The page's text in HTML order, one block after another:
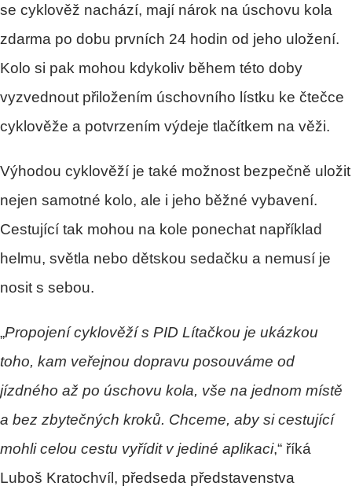
se cyklověž nachází, mají nárok na úschovu kola
zdarma po dobu prvních 24 hodin od jeho uložení.
Kolo si pak mohou kdykoliv během této doby
vyzvednout přiložením úschovního lístku ke čtečce
cyklověže a potvrzením výdeje tlačítkem na věži.
Výhodou cyklověží je také možnost bezpečně uložit
nejen samotné kolo, ale i jeho běžné vybavení.
Cestující tak mohou na kole ponechat například
helmu, světla nebo dětskou sedačku a nemusí je
nosit s sebou.
„Propojení cyklověží s PID Lítačkou je ukázkou
toho, kam veřejnou dopravu posouváme od
jízdného až po úschovu kola, vše na jednom místě
a bez zbytečných kroků. Chceme, aby si cestující
mohli celou cestu vyřídit v jediné aplikaci,“ říká
Luboš Kratochvíl, předseda představenstva